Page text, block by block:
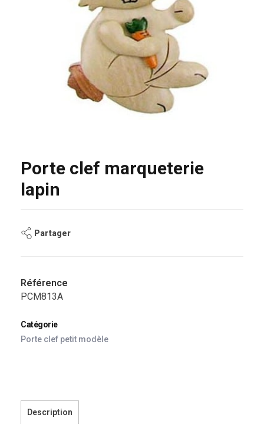
Porte clef marqueterie
lapin
Partager
Référence
PCM813A
Catégorie
Porte clef petit modèle
Description